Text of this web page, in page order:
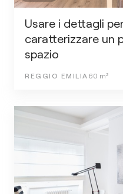
Usare i dettagli
caratterizzare un
spazio
REGGIO EMILIA 60 m²